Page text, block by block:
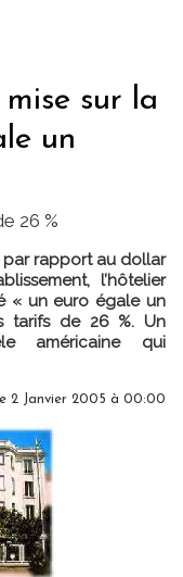
sur la
un
26 %
par rapport au dollar
l’hôtelier
« un euro égale un
tarifs de 26 %. Un
américaine qui
2 Janvier 2005 à 00:00